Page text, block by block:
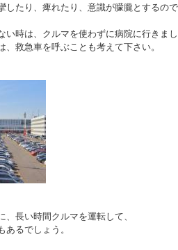
したり、痺れたり、意識が朦朧とするの
い時は、クルマを使わずに病院に行きま
、救急車を呼ぶことも考えて下さい。
、長い時間クルマを運転して、
あるでしょう。